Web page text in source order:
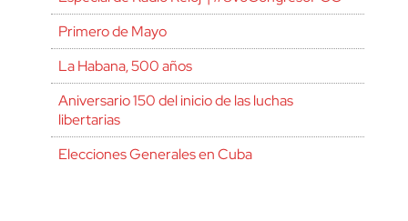
Primero de Mayo
La Habana, 500 años
Aniversario 150 del inicio de las luchas
libertarias
Elecciones Generales en Cuba